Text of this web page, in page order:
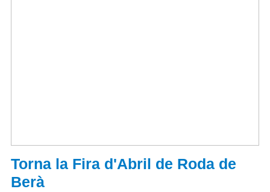
Torna la Fira d'Abril de Roda de
Berà